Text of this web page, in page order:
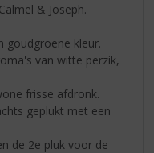
& Joseph.
goudgroene kleur.
van witte perzik,
frisse afdronk.
geplukt met een
de 2e pluk voor de